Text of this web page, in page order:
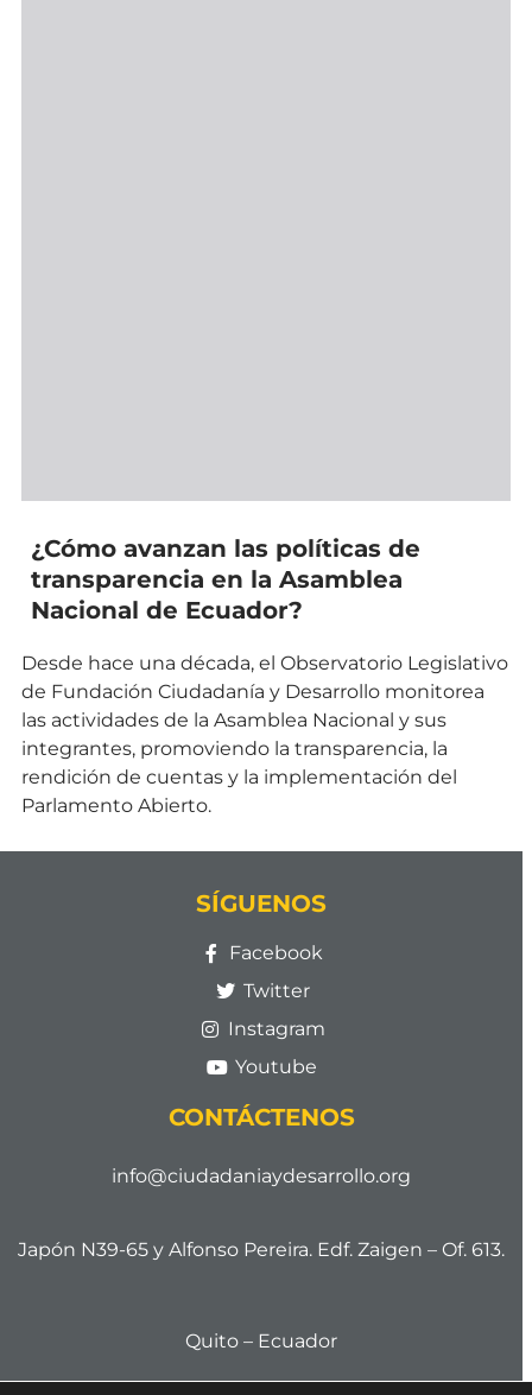
¿Cómo avanzan las políticas de
transparencia en la Asamblea
Nacional de Ecuador?
Desde hace una década, el Observatorio Legislativo
de Fundación Ciudadanía y Desarrollo monitorea
las actividades de la Asamblea Nacional y sus
integrantes, promoviendo la transparencia, la
rendición de cuentas y la implementación del
Parlamento Abierto.
SÍGUENOS
Facebook
Twitter
Instagram
Youtube
CONTÁCTENOS
info@ciudadaniaydesarrollo.org
Japón N39-65 y Alfonso Pereira. Edf. Zaigen – Of. 613.
Quito – Ecuador